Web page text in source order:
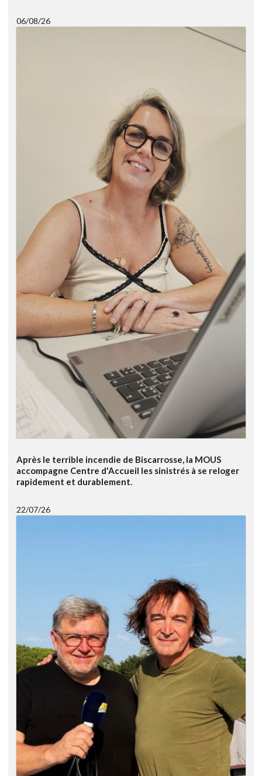
06/08/26
Après le terrible incendie de Biscarrosse, la MOUS
accompagne Centre d'Accueil les sinistrés à se reloger
rapidement et durablement.
22/07/26